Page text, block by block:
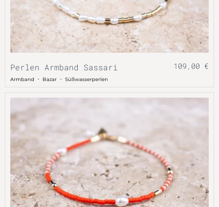
Perlen Armband Sassari 109,00 €
Armband ・ Bazar ・ Süßwasserperlen